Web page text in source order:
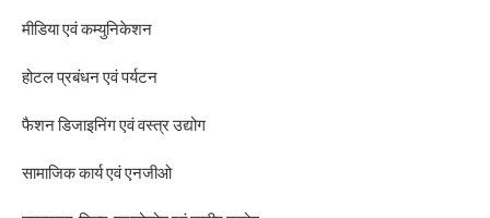
मीडिया एवं कम्युनिकेशन
होटल प्रबंधन एवं पर्यटन
फैशन डिजाइनिंग एवं वस्त्र उद्योग
सामाजिक कार्य एवं एनजीओ